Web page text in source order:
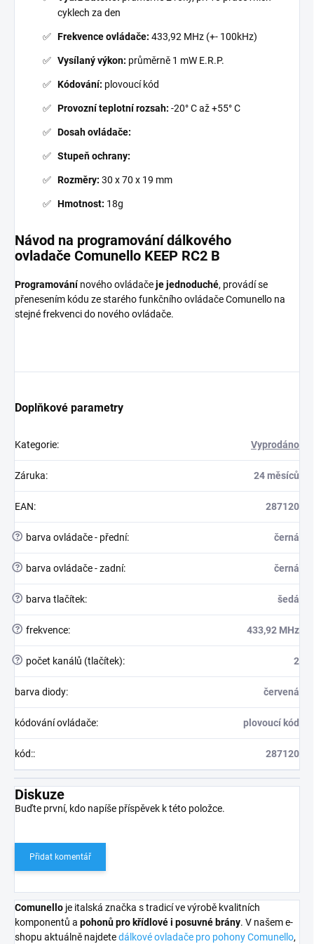
cyklech za den
Frekvence ovládače: 433,92 MHz (+- 100kHz)
Vysílaný výkon: průměrně 1 mW E.R.P.
Kódování: plovoucí kód
Provozní teplotní rozsah: -20° C až +55° C
Dosah ovládače:
Stupeň ochrany:
Rozměry: 30 x 70 x 19 mm
Hmotnost: 18g
Návod na programování dálkového
ovladače Comunello KEEP RC2 B
Programovánínového ovládačeje jednoduché, provádí se
přenesením kódu ze starého funkčního ovládače Comunello na
stejné frekvenci do nového ovládače.
Doplňkové parametry
Kategorie: Vyprodáno
Záruka: 24 měsíců
EAN: 287120
? barva ovládače - přední: černá
? barva ovládače - zadní: černá
? barva tlačítek: šedá
? frekvence: 433,92 MHz
? počet kanálů (tlačítek): 2
barva diody: červená
kódování ovládače: plovoucí kód
kód:: 287120
Diskuze
Buďte první, kdo napíše příspěvek k této položce.
Přidat komentář
Comunello je italská značka s tradicí ve výrobě kvalitních
komponentů a pohonů pro křídlové i posuvné brány. V našem e-
shopu aktuálně najdetedálkové ovladače pro pohony Comunello,